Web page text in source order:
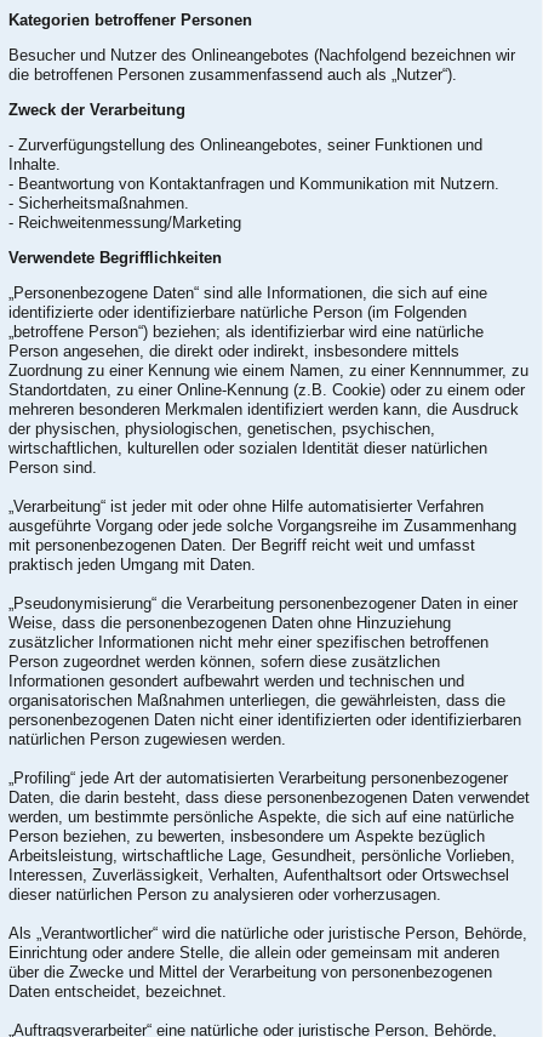
Kategorien betroffener Personen
Besucher und Nutzer des Onlineangebotes (Nachfolgend bezeichnen wir
die betroffenen Personen zusammenfassend auch als „Nutzer“).
Zweck der Verarbeitung
- Zurverfügungstellung des Onlineangebotes, seiner Funktionen und
Inhalte.
- Beantwortung von Kontaktanfragen und Kommunikation mit Nutzern.
- Sicherheitsmaßnahmen.
- Reichweitenmessung/Marketing
Verwendete Begrifflichkeiten
„Personenbezogene Daten“ sind alle Informationen, die sich auf eine
identifizierte oder identifizierbare natürliche Person (im Folgenden
„betroffene Person“) beziehen; als identifizierbar wird eine natürliche
Person angesehen, die direkt oder indirekt, insbesondere mittels
Zuordnung zu einer Kennung wie einem Namen, zu einer Kennnummer, zu
Standortdaten, zu einer Online-Kennung (z.B. Cookie) oder zu einem oder
mehreren besonderen Merkmalen identifiziert werden kann, die Ausdruck
der physischen, physiologischen, genetischen, psychischen,
wirtschaftlichen, kulturellen oder sozialen Identität dieser natürlichen
Person sind.
„Verarbeitung“ ist jeder mit oder ohne Hilfe automatisierter Verfahren
ausgeführte Vorgang oder jede solche Vorgangsreihe im Zusammenhang
mit personenbezogenen Daten. Der Begriff reicht weit und umfasst
praktisch jeden Umgang mit Daten.
„Pseudonymisierung“ die Verarbeitung personenbezogener Daten in einer
Weise, dass die personenbezogenen Daten ohne Hinzuziehung
zusätzlicher Informationen nicht mehr einer spezifischen betroffenen
Person zugeordnet werden können, sofern diese zusätzlichen
Informationen gesondert aufbewahrt werden und technischen und
organisatorischen Maßnahmen unterliegen, die gewährleisten, dass die
personenbezogenen Daten nicht einer identifizierten oder identifizierbaren
natürlichen Person zugewiesen werden.
„Profiling“ jede Art der automatisierten Verarbeitung personenbezogener
Daten, die darin besteht, dass diese personenbezogenen Daten verwendet
werden, um bestimmte persönliche Aspekte, die sich auf eine natürliche
Person beziehen, zu bewerten, insbesondere um Aspekte bezüglich
Arbeitsleistung, wirtschaftliche Lage, Gesundheit, persönliche Vorlieben,
Interessen, Zuverlässigkeit, Verhalten, Aufenthaltsort oder Ortswechsel
dieser natürlichen Person zu analysieren oder vorherzusagen.
Als „Verantwortlicher“ wird die natürliche oder juristische Person, Behörde,
Einrichtung oder andere Stelle, die allein oder gemeinsam mit anderen
über die Zwecke und Mittel der Verarbeitung von personenbezogenen
Daten entscheidet, bezeichnet.
„Auftragsverarbeiter“ eine natürliche oder juristische Person, Behörde,